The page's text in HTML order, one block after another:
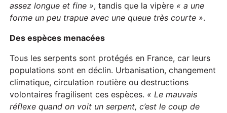
assez longue et fine », tandis que la vipère « a une
forme un peu trapue avec une queue très courte ».
Des espèces menacées
Tous les serpents sont protégés en France, car leurs
populations sont en déclin. Urbanisation, changement
climatique, circulation routière ou destructions
volontaires fragilisent ces espèces. « Le mauvais
réflexe quand on voit un serpent, c’est le coup de